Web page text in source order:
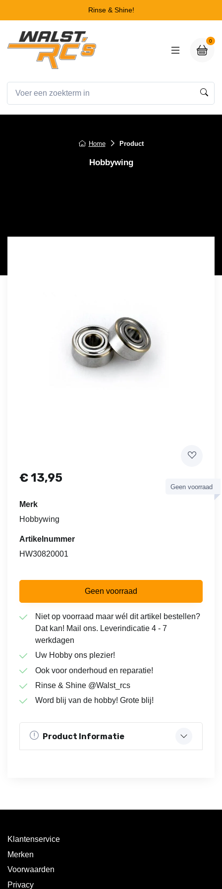
Rinse & Shine!
0
Home Product
Hobbywing
€13,95
Geen voorraad
Merk
Hobbywing
Artikelnummer
HW30820001
Geen voorraad
Niet op voorraad maar wél dit artikel bestellen?
Dat kan! Mail ons. Leverindicatie 4 - 7
werkdagen
Uw Hobby ons plezier!
Ook voor onderhoud en reparatie!
Rinse & Shine @Walst_rcs
Word blij van de hobby! Grote blij!
Product Informatie
Klantenservice
Merken
Voorwaarden
Privacy